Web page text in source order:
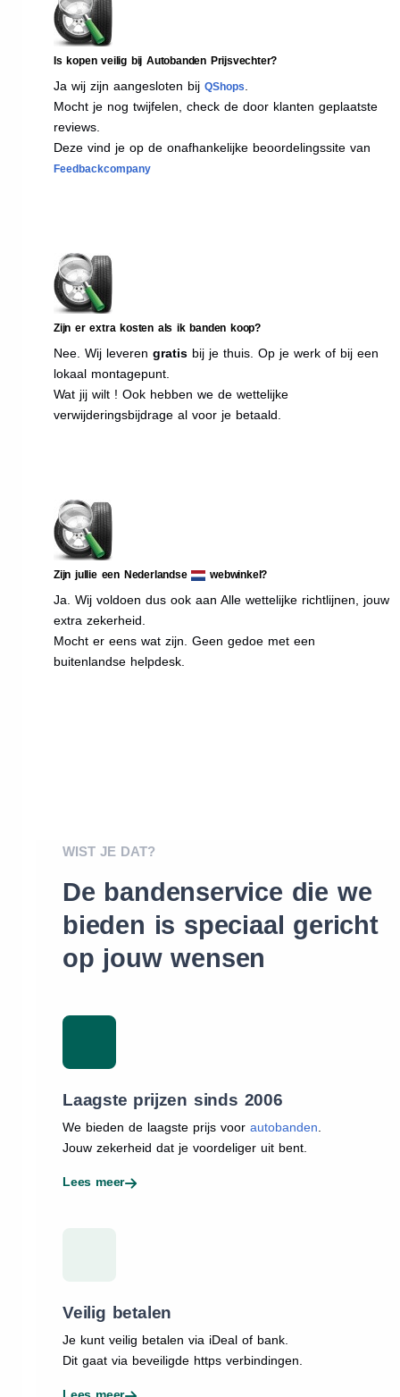
Is kopen veilig bij Autobanden Prijsvechter?
Ja wij zijn aangesloten bij QShops
Mocht je nog twijfelen, check de door klanten geplaatste
reviews.
Deze vind je op de onafhankelijke beoordelingssite van
Feedbackcompany
Zijn er extra kosten als ik banden koop?
Nee. Wij leveren gratis bij je thuis. Op je werk of bij een
lokaal montagepunt.
Wat jij wilt ! Ook hebben we de wettelijke
verwijderingsbijdrage al voor je betaald.
Zijn jullie een Nederlandse webwinkel?
Ja. Wij voldoen dus ook aan Alle wettelijke richtlijnen, jouw
extra zekerheid.
Mocht er eens wat zijn. Geen gedoe met een
buitenlandse helpdesk.
WIST JE DAT?
De bandenservice die we
bieden is speciaal gericht
op jouw wensen
Laagste prijzen sinds 2006
We bieden de laagste prijs voor autobanden
Jouw zekerheid dat je voordeliger uit bent.
Lees meer
Veilig betalen
Je kunt veilig betalen via iDeal of bank.
Dit gaat via beveiligde https verbindingen.